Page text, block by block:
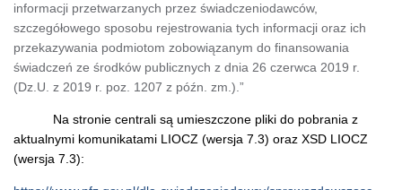
informacji przetwarzanych przez świadczeniodawców,
szczegółowego sposobu rejestrowania tych informacji oraz ich
przekazywania podmiotom zobowiązanym do finansowania
świadczeń ze środków publicznych z dnia 26 czerwca 2019 r.
(Dz.U. z 2019 r. poz. 1207 z późn. zm.).”
Na stronie centrali są umieszczone pliki do pobrania z
aktualnymi komunikatami LIOCZ (wersja 7.3) oraz XSD LIOCZ
(wersja 7.3):